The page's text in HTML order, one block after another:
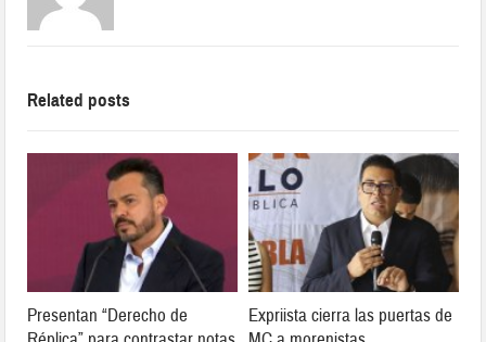
Related posts
Presentan “Derecho de
Expriista cierra las puertas de